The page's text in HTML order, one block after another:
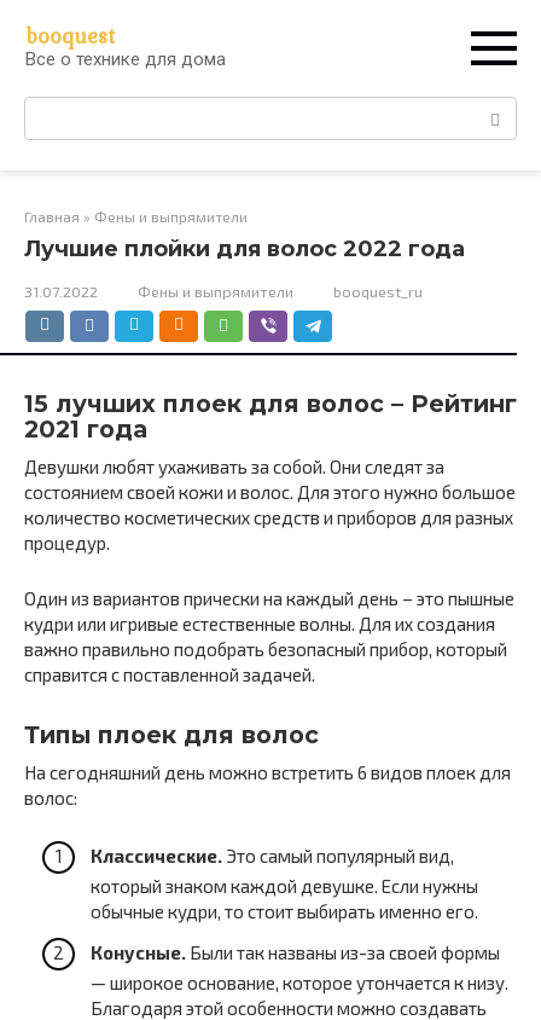
контенту
booquest
Все о технике для дома
Поиск:
Главная » Фены и выпрямители
Лучшие плойки для волос 2022 года
31.07.2022 Фены и выпрямители booquest_ru
15 лучших плоек для волос – Рейтинг
2021 года
Девушки любят ухаживать за собой. Они следят за
состоянием своей кожи и волос. Для этого нужно большое
количество косметических средств и приборов для разных
процедур.
Один из вариантов прически на каждый день – это пышные
кудри или игривые естественные волны. Для их создания
важно правильно подобрать безопасный прибор, который
справится с поставленной задачей.
Типы плоек для волос
На сегодняшний день можно встретить 6 видов плоек для
волос:
Классические. Это самый популярный вид,
который знаком каждой девушке. Если нужны
обычные кудри, то стоит выбирать именно его.
Конусные. Были так названы из-за своей формы
— широкое основание, которое утончается к низу.
Благодаря этой особенности можно создавать